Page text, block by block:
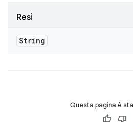
Resi
String
Questa pagina è